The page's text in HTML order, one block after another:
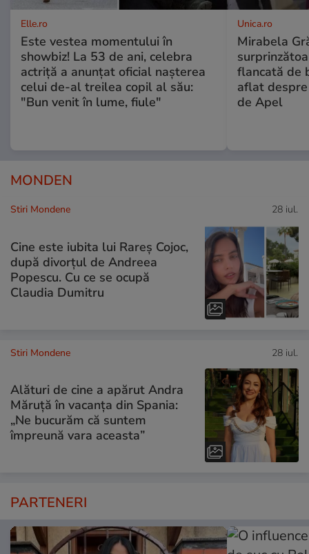
Elle.ro
Este vestea momentului în
showbiz! La 53 de ani, celebra
actriță a anunțat oficial nașterea
celui de-al treilea copil al său:
"Bun venit în lume, fiule"
Unica.ro
Mirabela
flancată de
aflat
de Apel
MONDEN
Stiri Mondene 28 iul.
Cine este iubita lui Rareș Cojoc,
după divorțul de Andreea
Popescu. Cu ce se ocupă
Claudia Dumitru
Stiri Mondene 28 iul.
Alături de cine a apărut Andra
Măruță în vacanța din Spania:
„Ne bucurăm că suntem
împreună vara aceasta”
PARTENERI